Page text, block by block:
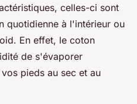
celles-ci sont
quotidienne à l'intérieur ou
En effet, le coton
de s'évaporer
pieds au sec et au